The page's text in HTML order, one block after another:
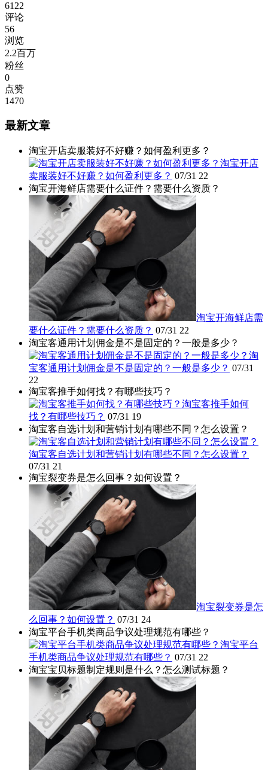
6122
评论
56
浏览
2.2百万
粉丝
0
点赞
1470
最新文章
淘宝开店卖服装好不好赚？如何盈利更多？
淘宝开店
卖服装好不好赚？如何盈利更多？ 07/31 22
淘宝开海鲜店需要什么证件？需要什么资质？
淘宝开海鲜店需
要什么证件？需要什么资质？ 07/31 22
淘宝客通用计划佣金是不是固定的？一般是多少？
淘
宝客通用计划佣金是不是固定的？一般是多少？ 07/31
22
淘宝客推手如何找？有哪些技巧？
淘宝客推手如何
找？有哪些技巧？ 07/31 19
淘宝客自选计划和营销计划有哪些不同？怎么设置？
淘宝客自选计划和营销计划有哪些不同？怎么设置？
07/31 21
淘宝裂变券是怎么回事？如何设置？
淘宝裂变券是怎
么回事？如何设置？ 07/31 24
淘宝平台手机类商品争议处理规范有哪些？
淘宝平台
手机类商品争议处理规范有哪些？ 07/31 22
淘宝宝贝标题制定规则是什么？怎么测试标题？